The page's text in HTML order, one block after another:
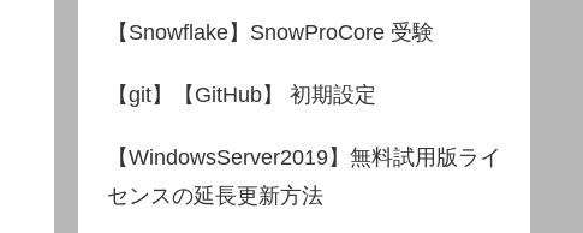
【Snowflake】SnowProCore 受験
【git】【GitHub】 初期設定
【WindowsServer2019】無料試用版ライ
センスの延長更新方法